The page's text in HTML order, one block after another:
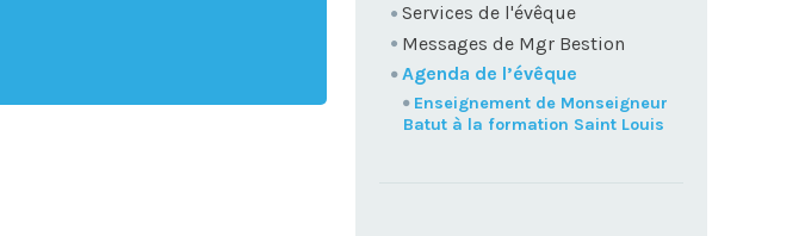
Services de l'évêque
Messages de Mgr Bestion
Agenda de l’évêque
Enseignement de Monseigneur
Batut à la formation Saint Louis